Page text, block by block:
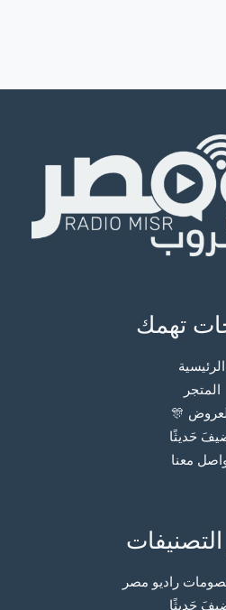
تهمك
الرئيسية
المتجر
🎊
حَديثًا
معنا
راديو مصر
حَديثًا